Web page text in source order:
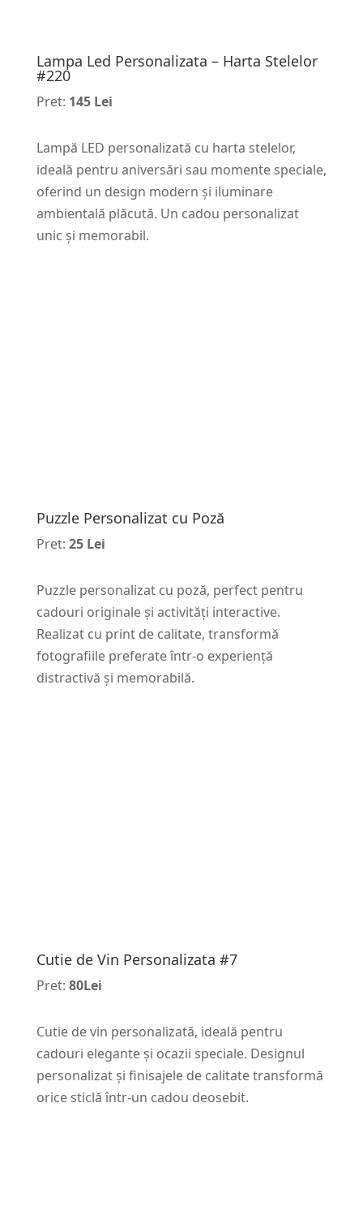
Lampa Led Personalizata – Harta Stelelor
#220
Pret: 145 Lei
Lampă LED personalizată cu harta stelelor,
ideală pentru aniversări sau momente speciale,
oferind un design modern și iluminare
ambientală plăcută. Un cadou personalizat
unic și memorabil.
Puzzle Personalizat cu Poză
Pret: 25 Lei
Puzzle personalizat cu poză, perfect pentru
cadouri originale și activități interactive.
Realizat cu print de calitate, transformă
fotografiile preferate într-o experiență
distractivă și memorabilă.
Cutie de Vin Personalizata #7
Pret: 80Lei
Cutie de vin personalizată, ideală pentru
cadouri elegante și ocazii speciale. Designul
personalizat și finisajele de calitate transformă
orice sticlă într-un cadou deosebit.